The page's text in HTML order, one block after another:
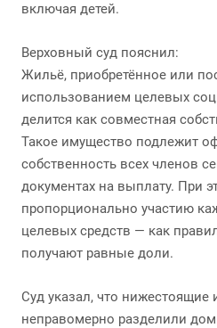
включая детей.
Верховный суд пояснил:
Жильё, приобретённое или
использованием целевых
делится как совместная
Такое имущество подлежит
собственность всех членов
документах на выплату. При
пропорционально участию
целевых средств — как
получают равные доли.
Суд указал, что нижестоящие
неправомерно разделили